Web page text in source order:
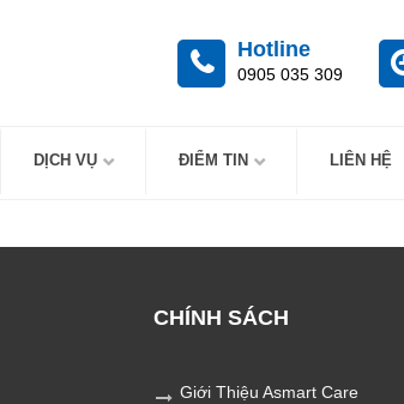
Hotline
0905 035 309
DỊCH VỤ ĐIỂM TIN LIÊN HỆ
CHÍNH SÁCH
Giới Thiệu Asmart Care